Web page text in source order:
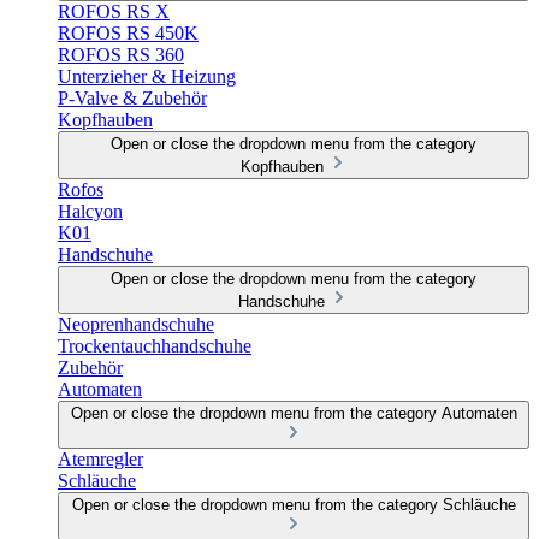
ROFOS RS X
ROFOS RS 450K
ROFOS RS 360
Unterzieher & Heizung
P-Valve & Zubehör
Kopfhauben
Open or close the dropdown menu from the category
Kopfhauben
Rofos
Halcyon
K01
Handschuhe
Open or close the dropdown menu from the category
Handschuhe
Neoprenhandschuhe
Trockentauchhandschuhe
Zubehör
Automaten
Open or close the dropdown menu from the category Automaten
Atemregler
Schläuche
Open or close the dropdown menu from the category Schläuche